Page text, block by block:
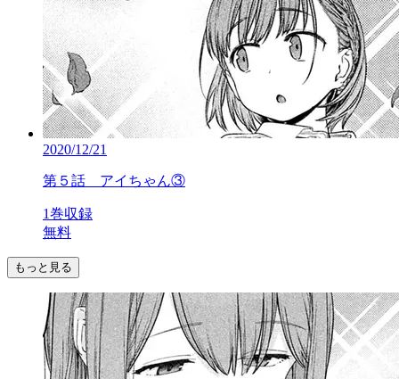
2020/12/21
第５話 アイちゃん③
1巻収録
無料
もっと見る